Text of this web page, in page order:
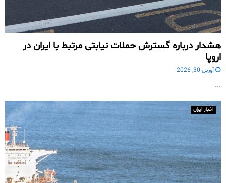
هشدار درباره گسترش حملات نیابتی مرتبط با ایران در
اروپا
آوریل 30, 2026
...
اخبار ایران